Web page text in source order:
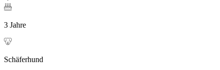
3 Jahre
Schäferhund